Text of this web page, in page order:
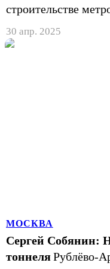
строительстве
30 апр. 2025
МОСКВА
Сергей Собянин:
тоннеляРублёво-